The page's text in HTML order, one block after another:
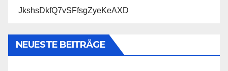
JkshsDkfQ7vSFfsgZyeKeAXD
NEUESTE BEITRÄGE